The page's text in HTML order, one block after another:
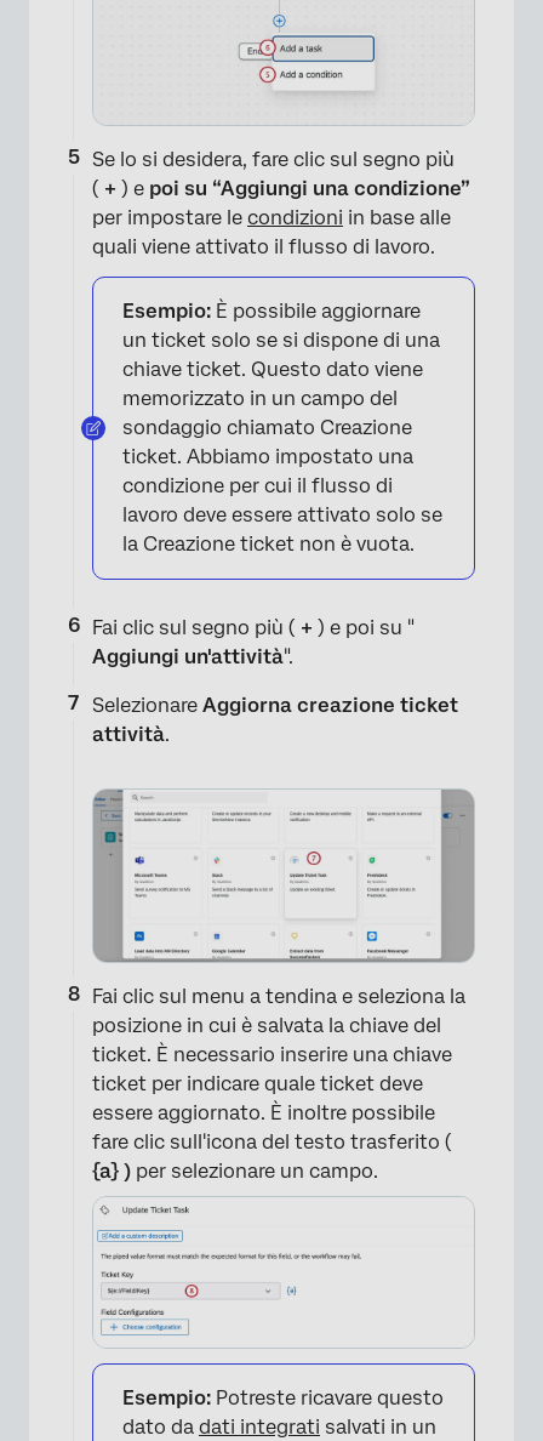
×
Se lo si desidera, fare clic sul segno più
( + ) e poi su “Aggiungi una condizione”
per impostare le condizioni in base alle
quali viene attivato il flusso di lavoro.
Esempio: È possibile aggiornare
un ticket solo se si dispone di una
chiave ticket. Questo dato viene
memorizzato in un campo del
sondaggio chiamato Creazione
ticket. Abbiamo impostato una
condizione per cui il flusso di
lavoro deve essere attivato solo se
la Creazione ticket non è vuota.
Fai clic sul segno più ( + ) e poi su "
Aggiungi un'attività".
Selezionare Aggiorna creazione ticket
attività.
Fai clic sul menu a tendina e seleziona la
posizione in cui è salvata la chiave del
ticket. È necessario inserire una chiave
ticket per indicare quale ticket deve
essere aggiornato. È inoltre possibile
fare clic sull'icona del testo trasferito (
{a} ) per selezionare un campo.
Esempio: Potreste ricavare questo
dato da dati integrati salvati in un